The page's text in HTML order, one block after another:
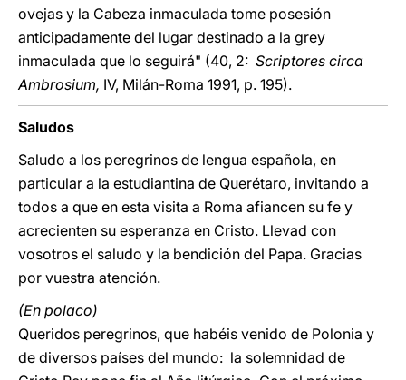
ovejas y la Cabeza inmaculada tome posesión
anticipadamente del lugar destinado a la grey
inmaculada que lo seguirá" (40, 2: Scriptores circa
Ambrosium, IV, Milán-Roma 1991, p. 195).
Saludos
Saludo a los peregrinos de lengua española, en
particular a la estudiantina de Querétaro, invitando a
todos a que en esta visita a Roma afiancen su fe y
acrecienten su esperanza en Cristo. Llevad con
vosotros el saludo y la bendición del Papa. Gracias
por vuestra atención.
(En polaco)
Queridos peregrinos, que habéis venido de Polonia y
de diversos países del mundo: la solemnidad de